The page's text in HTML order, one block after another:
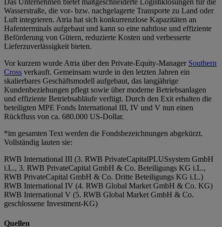
Das Unternehmen bietet maßgeschneiderte Logistiklösungen für die
Wasserstraße, die vor- bzw. nachgelagerte Transporte zu Land oder
Luft integrieren. Atria hat sich konkurrenzlose Kapazitäten an
Hafenterminals aufgebaut und kann so eine nahtlose und effiziente
Beförderung von Gütern, reduzierte Kosten und verbesserte
Lieferzuverlässigkeit bieten.
Vor kurzem wurde Atria über den Private-Equity-Manager Southern
Cross verkauft. Gemeinsam wurde in den letzten Jahren ein
skalierbares Geschäftsmodell aufgebaut, das langjährige
Kundenbeziehungen pflegt sowie über moderne Betriebsanlagen
und effiziente Betriebsabläufe verfügt. Durch den Exit erhalten die
beteiligten MPE Fonds International III, IV und V nun einen
Rückfluss von ca. 680.000 US-Dollar.
*im gesamten Text werden die Fondsbezeichnungen abgekürzt.
Vollständig lauten sie:
RWB International III (3. RWB PrivateCapitalPLUSsystem GmbH
i.L., 3. RWB PrivateCapital GmbH & Co. Beteiligungs KG i.L.,
RWB PrivateCapital GmbH & Co. Dritte Beteiligungs KG i.L.)
RWB International IV (4. RWB Global Market GmbH & Co. KG)
RWB International V (5. RWB Global Market GmbH & Co.
geschlossene Investment-KG)
Quellen